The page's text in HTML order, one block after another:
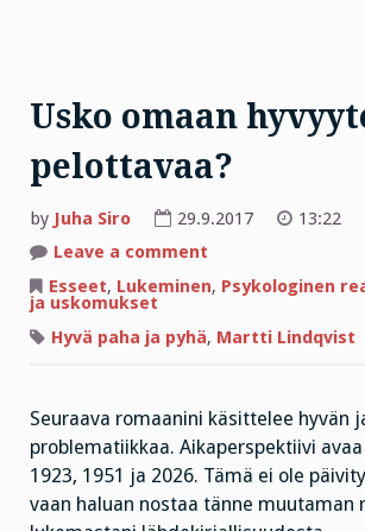
Usko omaan
pelottavaa?
by Juha Siro 29.9.2017
13:22
Leave a comment
omaan
hyvyyteen
pelottavaa?
Esseet, Lukeminen, Psykologinen
ja uskomukset
Hyvä paha ja pyhä, Martti Lindqvist
Seuraava romaanini käsittelee hyvän
problematiikkaa. Aikaperspektiivi
1923, 1951 ja 2026. Tämä ei ole
vaan haluan nostaa tänne muutaman